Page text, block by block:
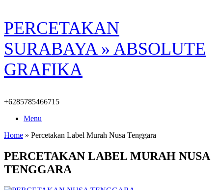
Skip
to
content
PERCETAKAN
SURABAYA » ABSOLUTE
GRAFIKA
+6285785466715
Menu
Home » Percetakan Label Murah Nusa Tenggara
PERCETAKAN LABEL MURAH NUSA
TENGGARA